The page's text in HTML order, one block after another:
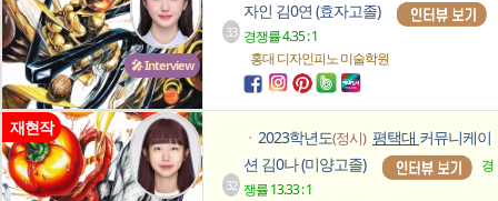
🎤 Interview
33
자인 김0연 (효자고졸)
경쟁률 4.35 : 1
홍대 디자인피노미술학원
재현작
32
ㆍ 2023학년도(정시) 평택대 커뮤니케이
션 김0나 (미양고졸)
경
쟁률 13.33 : 1